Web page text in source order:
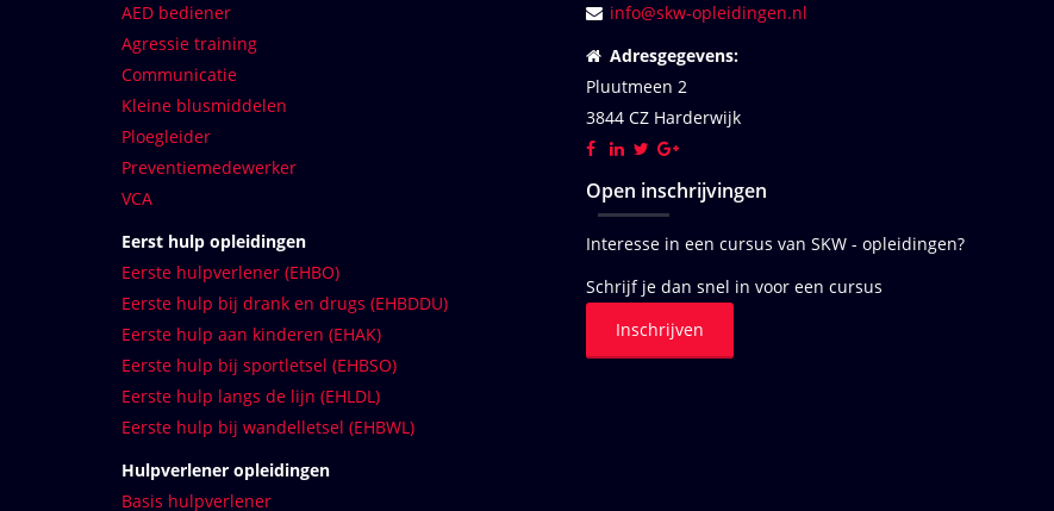
AED bediener
Agressie training
Communicatie
Kleine blusmiddelen
Ploegleider
Preventiemedewerker
VCA
Eerst hulp opleidingen
Eerste hulpverlener (EHBO)
Eerste hulp bij drank en drugs (EHBDDU)
Eerste hulp aan kinderen (EHAK)
Eerste hulp bij sportletsel (EHBSO)
Eerste hulp langs de lijn (EHLDL)
Eerste hulp bij wandelletsel (EHBWL)
Hulpverlener opleidingen
Basis hulpverlener
info@skw-opleidingen.nl
Adresgegevens:
Pluutmeen 2
3844 CZ Harderwijk
Open inschrijvingen
Interesse in een cursus van SKW - opleidingen?
Schrijf je dan snel in voor een cursus
Inschrijven